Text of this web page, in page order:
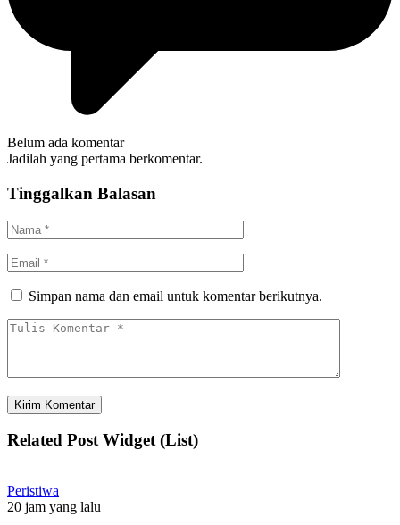
Belum ada komentar
Jadilah yang pertama berkomentar.
Tinggalkan Balasan
Simpan nama dan email untuk komentar berikutnya.
Related Post Widget (List)
Peristiwa
20 jam yang lalu